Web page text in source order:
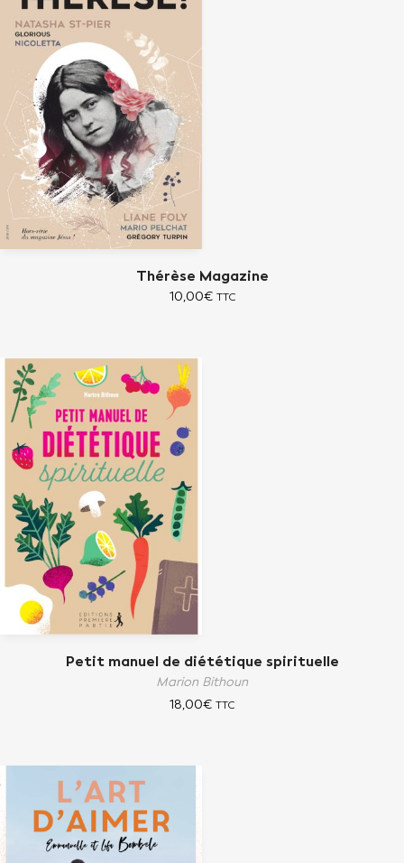
Thérèse Magazine
10,00€ TTC
Petit manuel de diététique spirituelle
Marion Bithoun
18,00€ TTC